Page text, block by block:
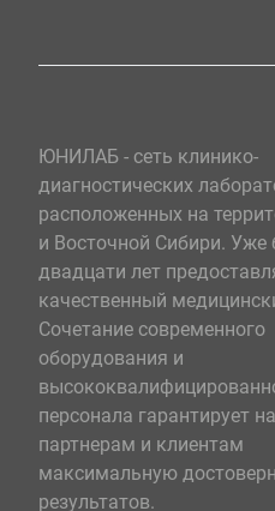
ЮНИЛАБ - сеть клинико-
диагностических
расположенных на
и Восточной Сибири. Уже
двадцати лет
качественный
Сочетание современного
оборудования и
персонала гарантирует
партнерам и клиентам
максимальную
результатов.